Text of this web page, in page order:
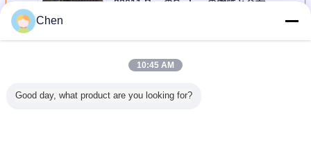
22611 BspのCarbanの鋼鉄と金女
続行
多く油圧ホース フィッティング
Chen
10:45 AM
Good day, what product are you looking for?